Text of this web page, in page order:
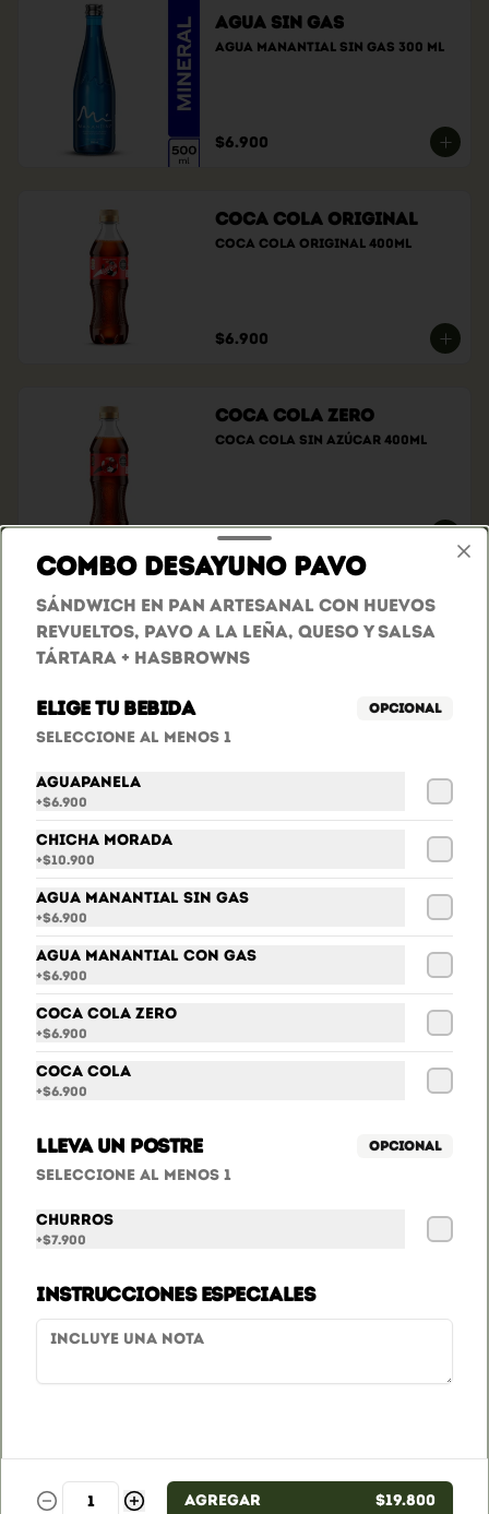
Agua sin gas
Agua manantial sin gas 300 ml
$6.900
Coca Cola Original
Coca cola original 400ml
$6.900
Coca Cola Zero
Coca cola sin azúcar 400ml
$6.900
Sprite
Sprite
$6.900
Conócenos
Cobertura
Promociones - Términos y condiciones
Política de privacidad
Mi cuenta
Iniciar sesión
Combo Desayuno Pavo
Sándwich En Pan Artesanal Con Huevos
Revueltos, Pavo A La Leña, Queso Y Salsa
Tártara + Hasbrowns
Elige tu bebida Opcional
Seleccione al menos 1
Aguapanela
+$6.900
Chicha Morada
+$10.900
Agua Manantial sin gas
+$6.900
Agua Manantial con gas
+$6.900
Coca Cola Zero
+$6.900
Coca Cola
+$6.900
Lleva un postre Opcional
Seleccione al menos 1
Churros
+$7.900
Instrucciones especiales
Agregar $19.800